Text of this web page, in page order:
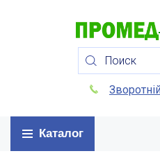
Каталог